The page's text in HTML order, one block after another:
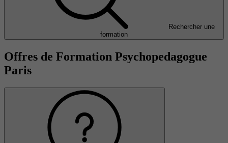
Rechercher une
formation
Offres de Formation Psychopedagogue
Paris